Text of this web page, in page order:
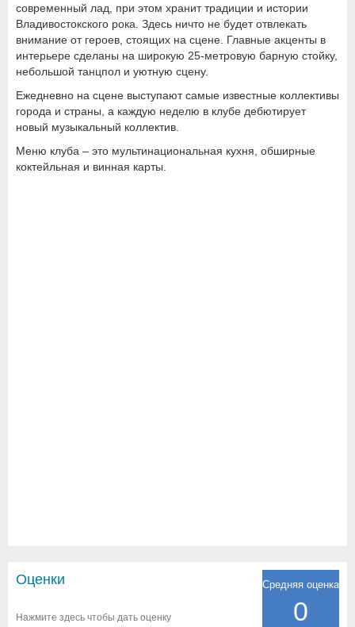
современный лад, при этом хранит традиции и истории
Владивостокского рока. Здесь ничто не будет отвлекать
внимание от героев, стоящих на сцене. Главные акценты в
интерьере сделаны на широкую 25-метровую барную стойку,
небольшой танцпол и уютную сцену.
Ежедневно на сцене выступают самые известные коллективы
города и страны, а каждую неделю в клубе дебютирует
новый музыкальный коллектив.
Меню клуба – это мультинациональная кухня, обширные
коктейльная и винная карты.
Средняя оценка
0
Оценки
Нажмите здесь чтобы дать оценку